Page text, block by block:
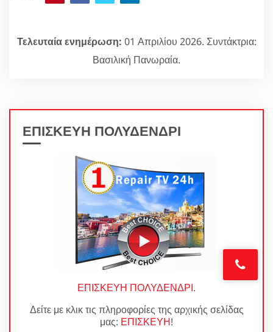
Τελευταία ενημέρωση: 01 Απριλίου 2026. Συντάκτρια:
Βασιλική Πανωραία.
ΕΠΙΣΚΕΥΗ ΠΟΛΥΔΕΝΔΡΙ
ΕΠΙΣΚΕΥΗ ΠΟΛΥΔΕΝΔΡΙ.
Δείτε με κλικ τις πληροφορίες της αρχικής σελίδας
μας: ΕΠΙΣΚΕΥΗ!